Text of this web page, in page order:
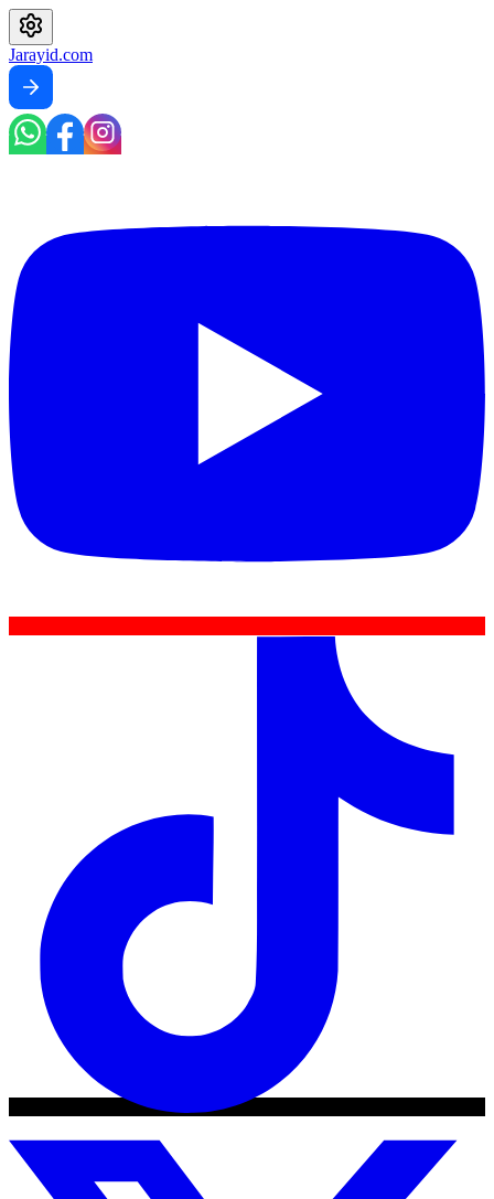
Jarayid.com